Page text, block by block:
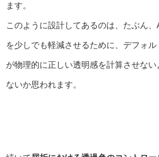
ます。
このように設計してあるのは、たぶん
を少しでも軽減させるために、デフォ
が物理的に正しい透明感を計算させな
ないか思われます。